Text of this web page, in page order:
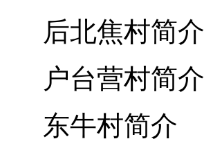
后北焦村简介
户台营村简介
东牛村简介